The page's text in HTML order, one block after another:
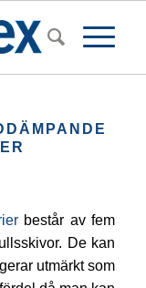
består av fem
De kan
utmärkt som